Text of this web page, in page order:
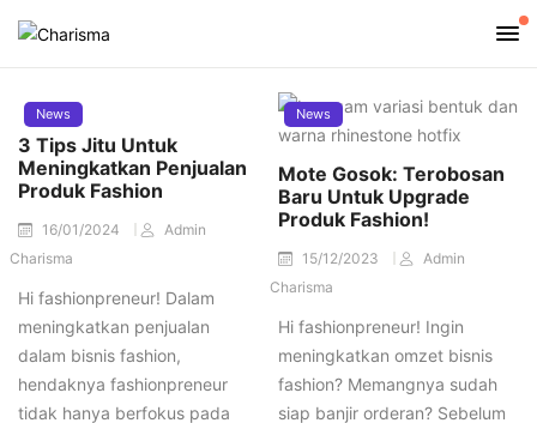
News
3 Tips Jitu Untuk
Meningkatkan Penjualan
Produk Fashion
16/01/2024
Admin
Charisma
Hi fashionpreneur! Dalam
meningkatkan penjualan
dalam bisnis fashion,
hendaknya fashionpreneur
tidak hanya berfokus pada
News
Mote Gosok: Terobosan
Baru Untuk Upgrade
Produk Fashion!
15/12/2023
Admin
Charisma
Hi fashionpreneur! Ingin
meningkatkan omzet bisnis
fashion? Memangnya sudah
siap banjir orderan? Sebelum